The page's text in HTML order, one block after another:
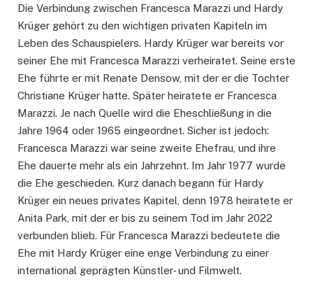
Die Verbindung zwischen Francesca Marazzi und Hardy
Krüger gehört zu den wichtigen privaten Kapiteln im
Leben des Schauspielers. Hardy Krüger war bereits vor
seiner Ehe mit Francesca Marazzi verheiratet. Seine erste
Ehe führte er mit Renate Densow, mit der er die Tochter
Christiane Krüger hatte. Später heiratete er Francesca
Marazzi. Je nach Quelle wird die Eheschließung in die
Jahre 1964 oder 1965 eingeordnet. Sicher ist jedoch:
Francesca Marazzi war seine zweite Ehefrau, und ihre
Ehe dauerte mehr als ein Jahrzehnt. Im Jahr 1977 wurde
die Ehe geschieden. Kurz danach begann für Hardy
Krüger ein neues privates Kapitel, denn 1978 heiratete er
Anita Park, mit der er bis zu seinem Tod im Jahr 2022
verbunden blieb. Für Francesca Marazzi bedeutete die
Ehe mit Hardy Krüger eine enge Verbindung zu einer
international geprägten Künstler- und Filmwelt.